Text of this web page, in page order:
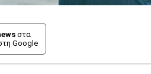
στα
Google